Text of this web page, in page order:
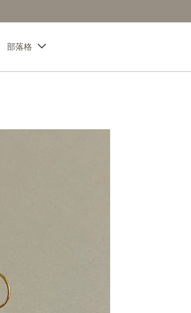
部落格